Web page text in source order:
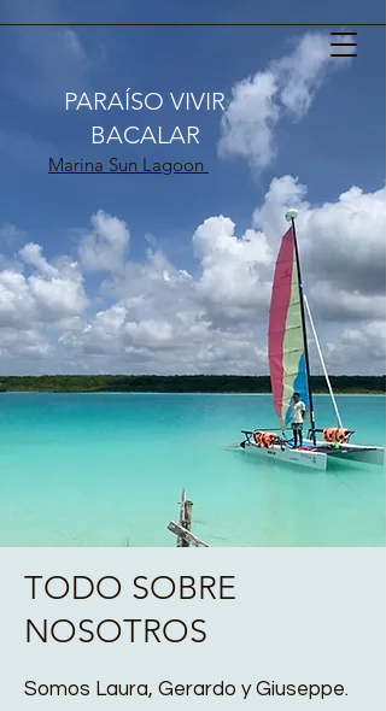
PARAÍSO VIVIR
BACALAR
Marina Sun Lagoon
TODO SOBRE
NOSOTROS
Somos Laura, Gerardo y Giuseppe.